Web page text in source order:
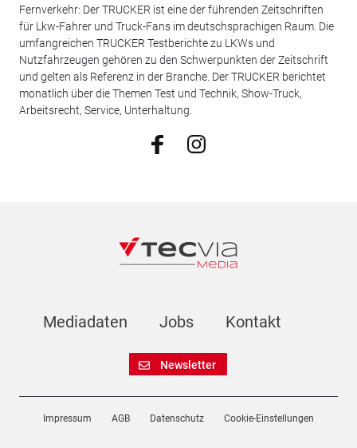
Fernverkehr: Der TRUCKER ist eine der führenden Zeitschriften
für Lkw-Fahrer und Truck-Fans im deutschsprachigen Raum. Die
umfangreichen TRUCKER Testberichte zu LKWs und
Nutzfahrzeugen gehören zu den Schwerpunkten der Zeitschrift
und gelten als Referenz in der Branche. Der TRUCKER berichtet
monatlich über die Themen Test und Technik, Show-Truck,
Arbeitsrecht, Service, Unterhaltung.
Mediadaten Jobs Kontakt
Newsletter
Impressum AGB Datenschutz Cookie-Einstellungen